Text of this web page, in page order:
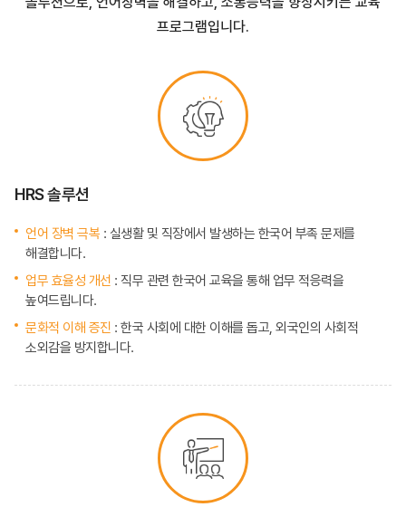
프로그램입니다.
HRS 솔루션
언어 장벽 극복 : 실생활 및 직장에서 발생하는 한국어 부족 문제를
해결합니다.
업무 효율성 개선 : 직무 관련 한국어 교육을 통해 업무 적응력을
높여드립니다.
문화적 이해 증진 : 한국 사회에 대한 이해를 돕고, 외국인의 사회적
소외감을 방지합니다.